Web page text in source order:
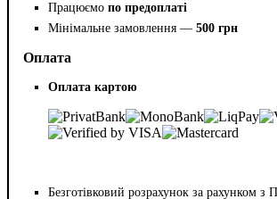
Працюємо по предоплаті
Мінімальне замовлення — 500 грн
Оплата
Оплата картою
Безготівковий розрахунок за